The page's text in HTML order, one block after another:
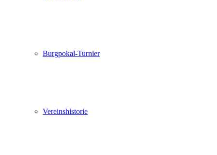
Burgpokal-Turnier
Vereinshistorie